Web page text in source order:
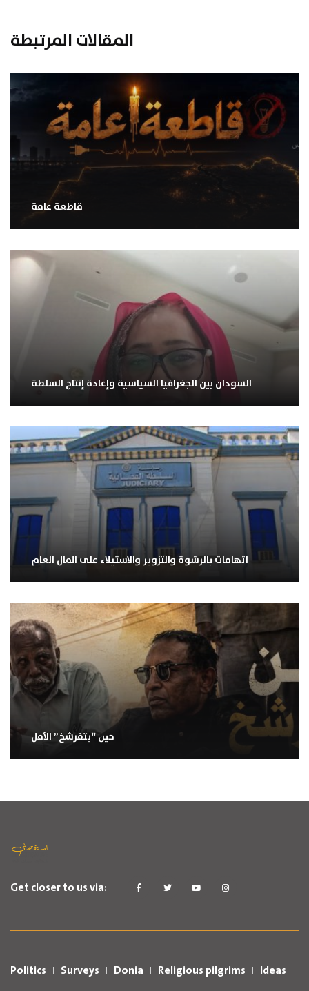
المقالات المرتبطة
قاطعة عامة
السودان بين الجغرافيا السياسية وإعادة إنتاج السلطة
اتهامات بالرشوة والتزوير والاستيلاء على المال العام
حين “يتفرشخ” الأمل
Get closer to us via:
Politics Surveys Donia Religious pilgrims Ideas